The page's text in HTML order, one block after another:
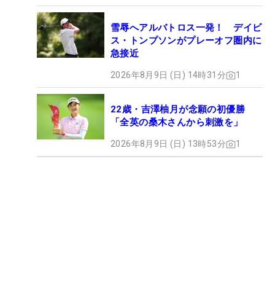
雪辱へアルバトロス一発！ デイビ
ス・トンプソンがプレーオフ圏内に
急接近
2026年8月9日 (日) 14時31分 1
22歳・吉澤柚月が念願の初優勝
「全英の桑木さんから刺激を」
2026年8月9日 (日) 13時53分 1